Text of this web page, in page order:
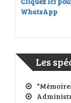
WhatsApp
Les